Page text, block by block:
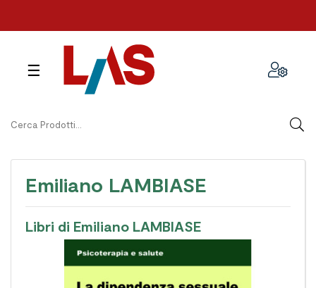
navigazione
☰
Emiliano LAMBIASE
Libri di Emiliano LAMBIASE